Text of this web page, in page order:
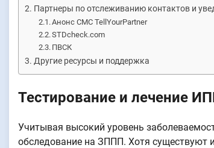
Партнеры по отслеживанию контактов и
Анонс СМС TellYourPartner
STDcheck.com
ПВСК
Другие ресурсы и поддержка
Тестирование и лечение
Учитывая высокий уровень
обследование на ЗППП. Хотя существуют